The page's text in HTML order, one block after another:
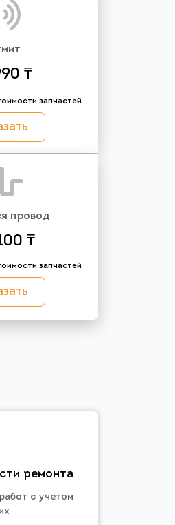
₸
запчастей
провод
₸
запчастей
ремонта
с учетом